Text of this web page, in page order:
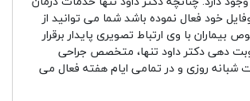
خود فعال نموده باشد شما می توانید از
با وی ارتباط تصویری پایدار برقرار
دهی دکتر داود تنها، متخصص جراحی
روزی و در تمامی ایام هفته فعال می